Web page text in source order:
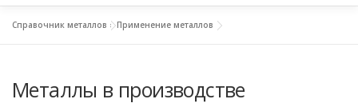
МЕТАЛЛЫ И ОКРУЖАЮЩАЯ СРЕДА
Справочник металлов »Применение металлов
Металлы в производстве